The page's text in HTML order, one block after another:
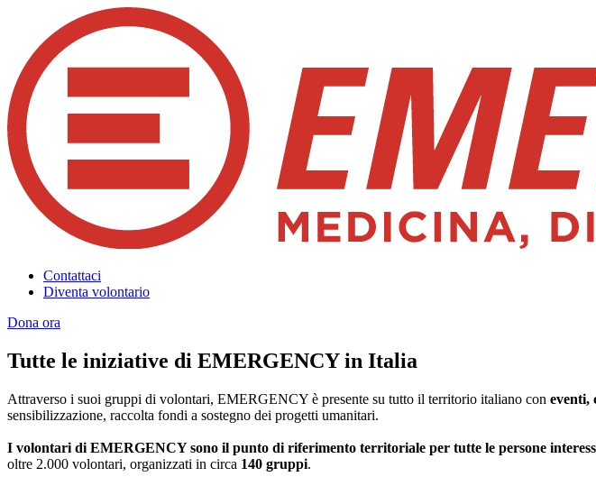
Contattaci
Diventa volontario
Dona ora
Tutte le iniziative di EMERGENCY in Italia
Attraverso i suoi gruppi di volontari, EMERGENCY è presente su tutto il territorio italiano con eventi,
sensibilizzazione, raccolta fondi a sostegno dei progetti umanitari.
I volontari di EMERGENCY sono il punto di riferimento territoriale per tutte le persone
oltre 2.000 volontari, organizzati in circa 140 gruppi.